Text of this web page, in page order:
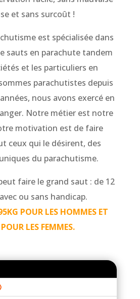
et sans surcoût !
est spécialisée dans
sauts en parachute tandem
et les particuliers en
parachutistes depuis
nous avons exercé en
Notre métier est notre
motivation est de faire
ceux qui le désirent, des
du parachutisme.
faire le grand saut : de 12
ou sans handicap.
POUR LES HOMMES ET
LES FEMMES.